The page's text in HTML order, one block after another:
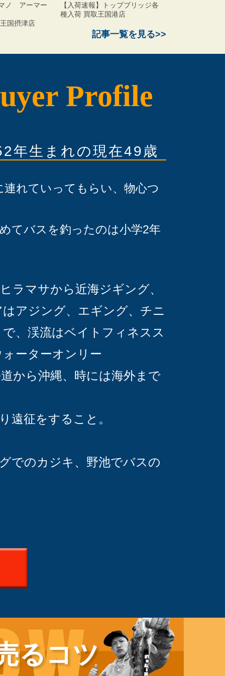
ノ アーマー
摂津店
【入荷速報】トップブリッジ各
種入荷 買取王国港店
記事一覧を見る>>
Profile
年生まれの現在49 歳
れていってもらい、物心つ
てバスを釣ったのは小学2年
ラマサから近海ジギング、
アジング、エギング、チニ
、渓流はベイトフィネスス
ーターオンリー
から沖縄、時には海外まで
遠征をすること。
でのカジキ、野池でバスの
るコツ